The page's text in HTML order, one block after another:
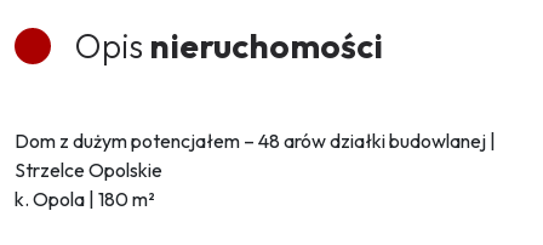
Opis nieruchomości
Dom z dużym potencjałem – 48 arów działki budowlanej |
Strzelce Opolskie
k. Opola | 180 m²